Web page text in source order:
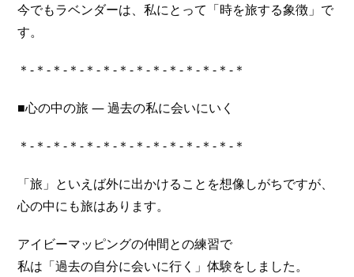
今でもラベンダーは、私にとって「時を旅する象徴」で
す。
＊-＊-＊-＊-＊-＊-＊-＊-＊-＊-＊-＊-＊-＊
■心の中の旅 ― 過去の私に会いにいく
＊-＊-＊-＊-＊-＊-＊-＊-＊-＊-＊-＊-＊-＊
「旅」といえば外に出かけることを想像しがちですが、
心の中にも旅はあります。
アイビーマッピングの仲間との練習で
私は「過去の自分に会いに行く」体験をしました。